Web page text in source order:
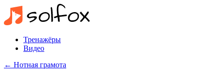
Тренажёры
Видео
← Нотная грамота